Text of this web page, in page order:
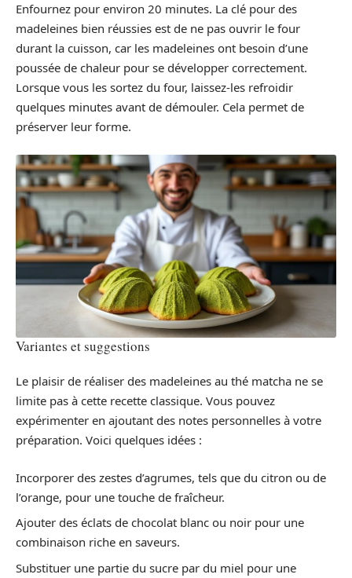
Enfournez pour environ 20 minutes. La clé pour des
madeleines bien réussies est de ne pas ouvrir le four
durant la cuisson, car les madeleines ont besoin d’une
poussée de chaleur pour se développer correctement.
Lorsque vous les sortez du four, laissez-les refroidir
quelques minutes avant de démouler. Cela permet de
préserver leur forme.
Variantes et suggestions
Le plaisir de réaliser des madeleines au thé matcha ne se
limite pas à cette recette classique. Vous pouvez
expérimenter en ajoutant des notes personnelles à votre
préparation. Voici quelques idées :
Incorporer des zestes d’agrumes, tels que du citron ou de
l’orange, pour une touche de fraîcheur.
Ajouter des éclats de chocolat blanc ou noir pour une
combinaison riche en saveurs.
Substituer une partie du sucre par du miel pour une